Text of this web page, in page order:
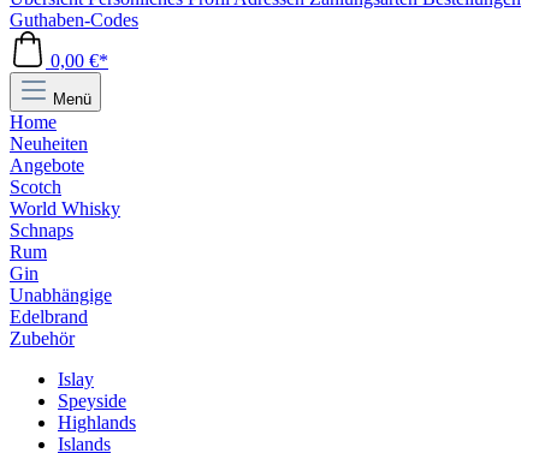
Guthaben-Codes
0,00 €*
Menü
Home
Neuheiten
Angebote
Scotch
World Whisky
Schnaps
Rum
Gin
Unabhängige
Edelbrand
Zubehör
Islay
Speyside
Highlands
Islands